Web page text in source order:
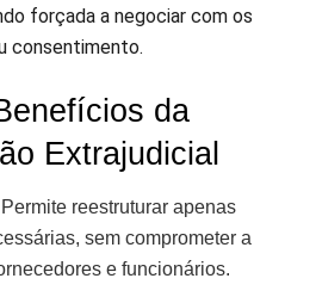
forçada a negociar com os
consentimento.
da
Extrajudicial
reestruturar apenas
sem comprometer a
e funcionários.